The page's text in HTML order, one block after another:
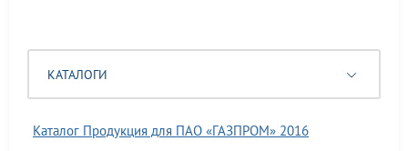
КАТАЛОГИ
Каталог Продукция для ПАО «ГАЗПРОМ» 2016